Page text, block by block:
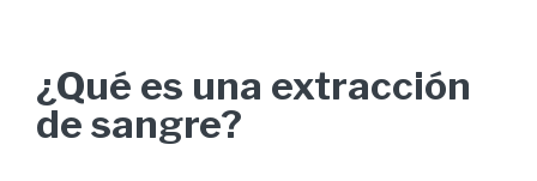
¿Qué es una extracción
de sangre?